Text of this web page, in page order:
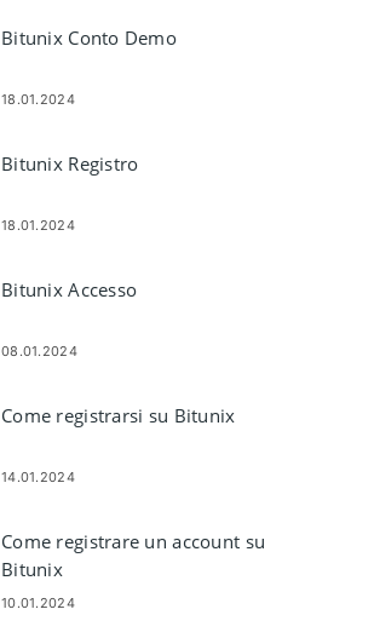
Bitunix Conto Demo
18.01.2024
Bitunix Registro
18.01.2024
Bitunix Accesso
08.01.2024
Come registrarsi su Bitunix
14.01.2024
Come registrare un account su
Bitunix
10.01.2024